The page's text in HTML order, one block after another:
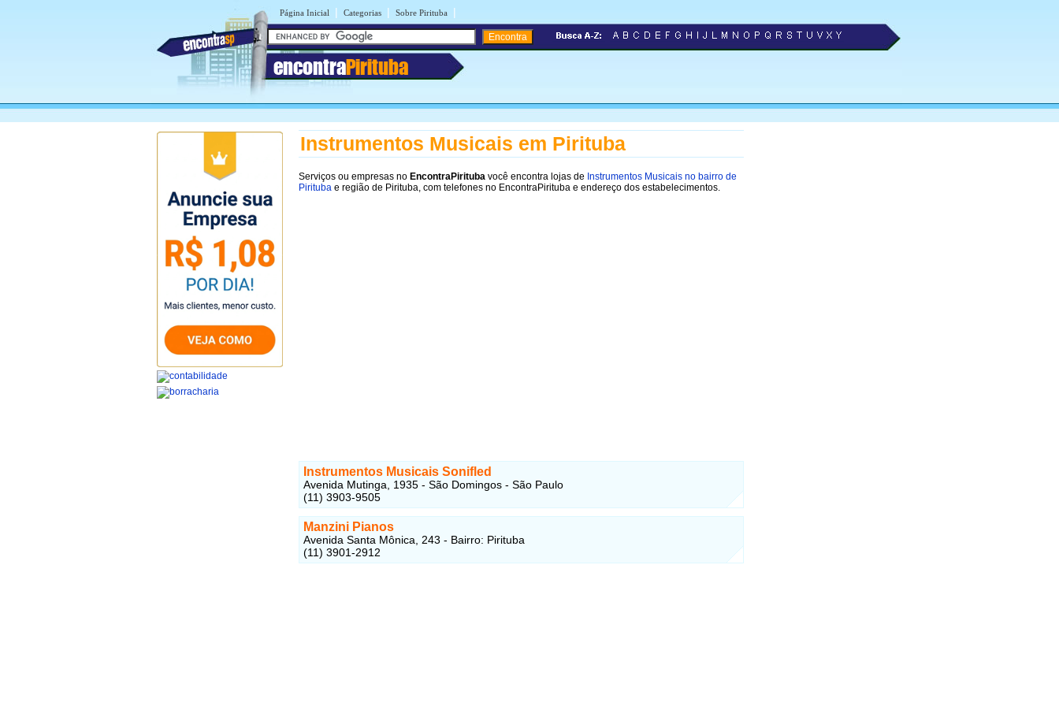
Página Inicial | Categorias | Sobre Pirituba |
encontraPirituba
Instrumentos Musicais em Pirituba
Serviços ou empresas no EncontraPirituba você encontra lojas de Instrumentos Musicais no bairro de
Pirituba e região de Pirituba, com telefones no EncontraPirituba e endereço dos estabelecimentos.
Instrumentos Musicais Sonifled
Avenida Mutinga, 1935 - São Domingos - São Paulo
(11) 3903-9505
Manzini Pianos
Avenida Santa Mônica, 243 - Bairro: Pirituba
(11) 3901-2912